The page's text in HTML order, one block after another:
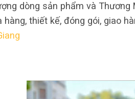
dòng sản phẩm và
thiết kế, đóng gói, giao